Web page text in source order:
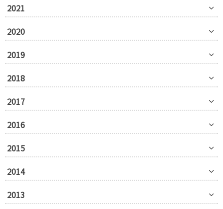
2021
2020
2019
2018
2017
2016
2015
2014
2013